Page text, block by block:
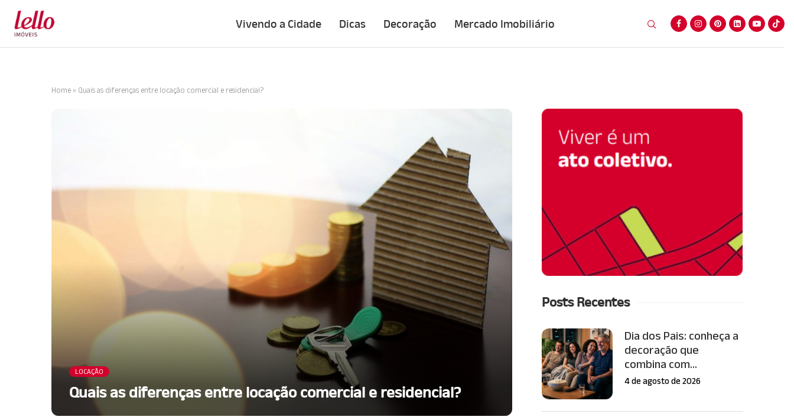
Vivendo a Cidade Dicas Decoração Mercado Imobiliário
Home » Quais as diferenças entre locação comercial e residencial?
LOCAÇÃO
Quais as diferenças entre locação comercial e residencial?
Posts Recentes
Dia dos Pais: conheça a
decoração que
combina com...
4 de agosto de 2026